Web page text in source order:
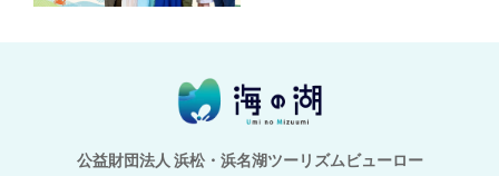
公益財団法人 浜松・浜名湖ツーリズムビューロー